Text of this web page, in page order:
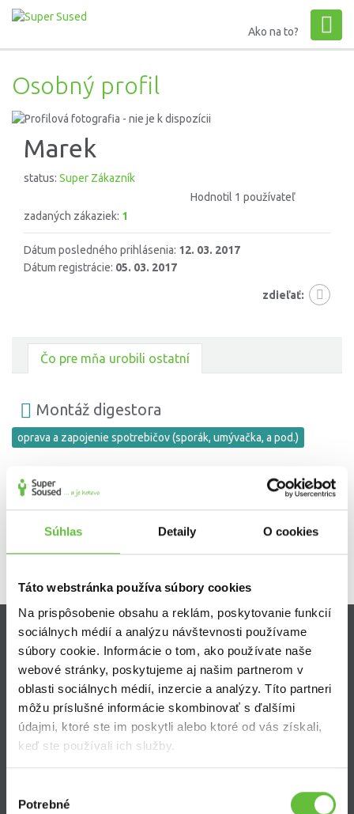
Súhlas Detaily O cookies
Táto webstránka používa súbory cookies
Na prispôsobenie obsahu a reklám, poskytovanie funkcií
sociálnych médií a analýzu návštevnosti používame
súbory cookie. Informácie o tom, ako používate naše
webové stránky, poskytujeme aj našim partnerom v
oblasti sociálnych médií, inzercie a analýzy. Títo partneri
môžu príslušné informácie skombinovať s ďalšími
údajmi, ktoré ste im poskytli alebo ktoré od vás získali,
keď ste používali ich služby.
súhlasu
Potrebné
Ako na to?
Osobný profil
Marek
status: Super Zákazník
Hodnotil 1 používateľ
zadaných zákaziek: 1
Dátum posledného prihlásenia: 12. 03. 2017
Dátum registrácie: 05. 03. 2017
zdieľať:
Čo pre mňa urobili ostatní
Montáž digestora
oprava a zapojenie spotrebičov (sporák, umývačka, a pod.)
Velmi dobre zvladnuta praca. Pan bol dokladny v priprave a pri
naslednej montazi. Vysoka spokojnost. Dakujem
Zistite viac
Ako Super Sused funguje?
Ako sa stať Super Susedom?
Často kladené otázky